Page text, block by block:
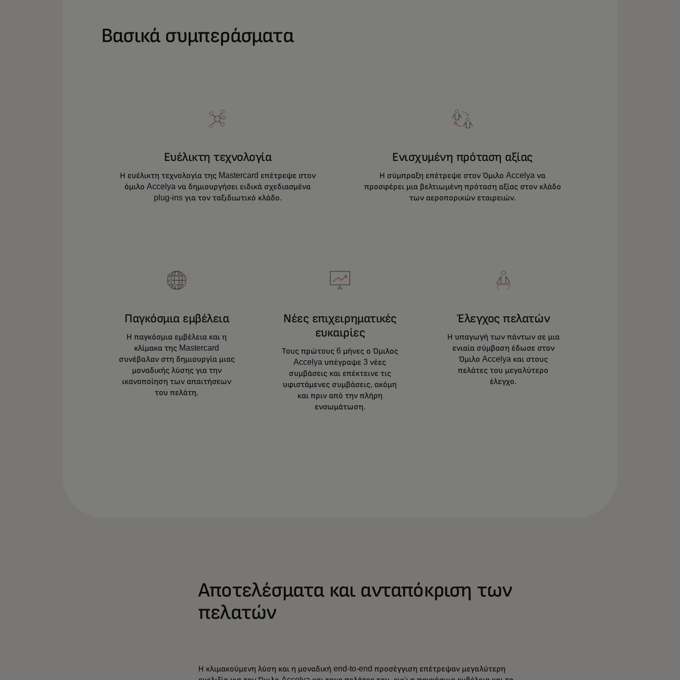
Βασικά συμπεράσματα
Ευέλικτη τεχνολογία
Η ευέλικτη τεχνολογία της Mastercard επέτρεψε στον
όμιλο Accelya να δημιουργήσει ειδικά σχεδιασμένα
plug-ins για τον ταξιδιωτικό κλάδο.
Ενισχυμένη πρόταση αξίας
Η σύμπραξη επέτρεψε στον Όμιλο Accelya να
προσφέρει μια βελτιωμένη πρόταση αξίας στον κλάδο
των αεροπορικών εταιρειών.
Παγκόσμια εμβέλεια
Η παγκόσμια εμβέλεια και η
κλίμακα της Mastercard
συνέβαλαν στη δημιουργία μιας
μοναδικής λύσης για την
ικανοποίηση των απαιτήσεων
του πελάτη.
Νέες επιχειρηματικές
ευκαιρίες
Τους πρώτους 6 μήνες ο Όμιλος
Accelya υπέγραψε 3 νέες
συμβάσεις και επέκτεινε τις
υφιστάμενες συμβάσεις, ακόμη
και πριν από την πλήρη
ενσωμάτωση.
Έλεγχος πελατών
Η υπαγωγή των πάντων σε μια
ενιαία σύμβαση έδωσε στον
Όμιλο Accelya και στους
πελάτες του μεγαλύτερο
έλεγχο.
Αποτελέσματα και ανταπόκριση των
πελατών
Η κλιμακούμενη λύση και η μοναδική end-to-end προσέγγιση επέτρεψαν μεγαλύτερη